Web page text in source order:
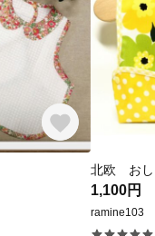
1,100円
ramine103